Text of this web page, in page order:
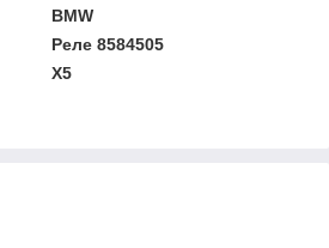
BMW
Реле 8584505
X5